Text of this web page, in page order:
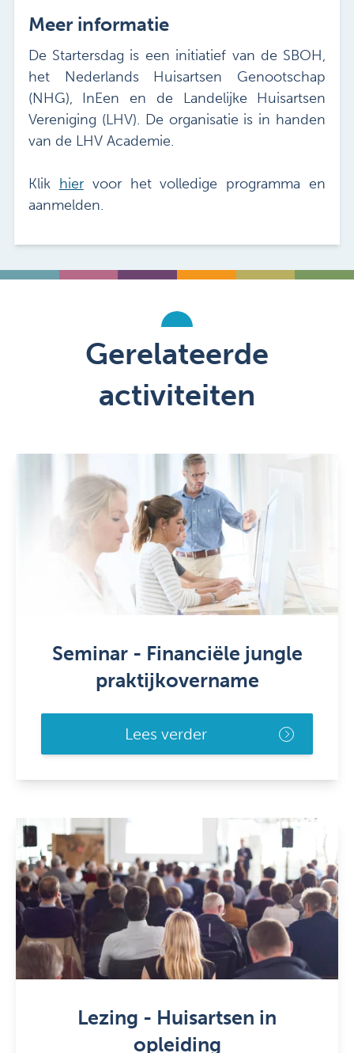
Meer informatie
De Startersdag is een initiatief van de SBOH,
het Nederlands Huisartsen Genootschap
(NHG), InEen en de Landelijke Huisartsen
Vereniging (LHV). De organisatie is in handen
van de LHV Academie.
Klik hiervoor het volledige programma en
aanmelden.
Gerelateerde
activiteiten
Seminar - Financiële jungle
praktijkovername
Lees verder
Lezing - Huisartsen in
opleiding